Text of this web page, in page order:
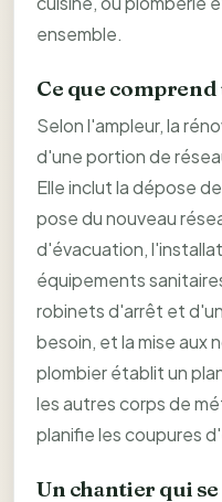
ensemble.
Ce que
Selon l'ampleur, la
d'une portion de
Elle inclut la dépose
pose du nouveau
d'évacuation,
équipements
robinets d'arrêt et
besoin, et la mise aux
plombier établit un
les autres corps de
planifie les coupures
Un chantier qui